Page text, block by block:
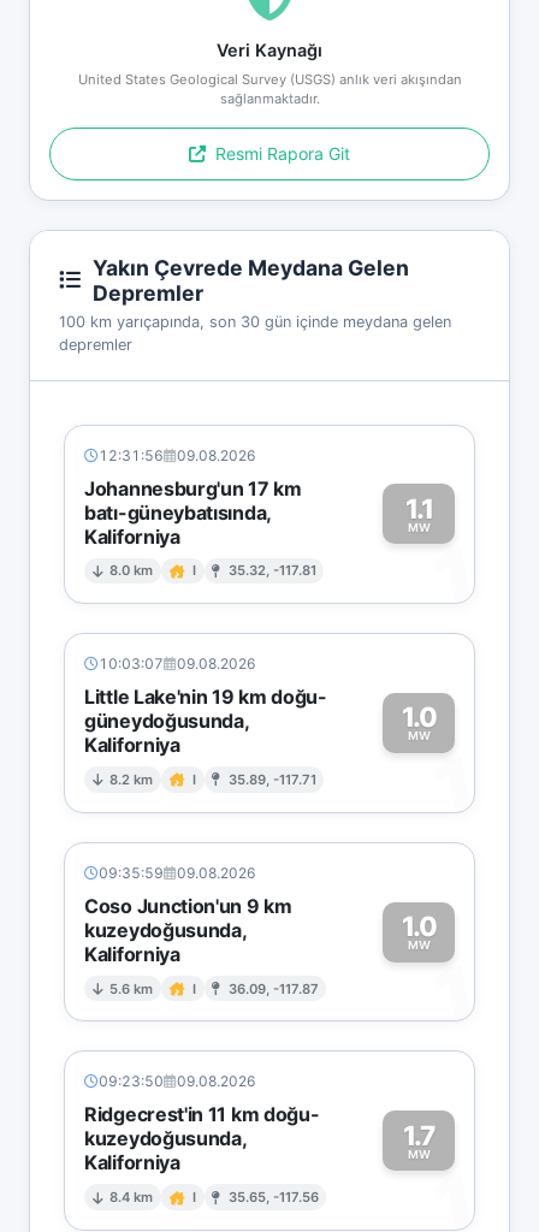
Veri Kaynağı
United States Geological Survey (USGS) anlık veri akışından
sağlanmaktadır.
Resmi Rapora Git
Yakın Çevrede Meydana Gelen
Depremler
100 km yarıçapında, son 30 gün içinde meydana gelen
depremler
12:31:56 09.08.2026
Johannesburg'un 17 km
batı-güneybatısında,
Kaliforniya
8.0 km I 35.32, -117.81
1.1
MW
1
10:03:07 09.08.2026
Little Lake'nin 19 km doğu-
güneydoğusunda,
Kaliforniya
8.2 km I 35.89, -117.71
1.0
MW
1
09:35:59 09.08.2026
Coso Junction'un 9 km
kuzeydoğusunda,
Kaliforniya
5.6 km I 36.09, -117.87
1.0
MW
1
09:23:50 09.08.2026
Ridgecrest'in 11 km doğu-
kuzeydoğusunda,
Kaliforniya
8.4 km I 35.65, -117.56
1.7
MW
1